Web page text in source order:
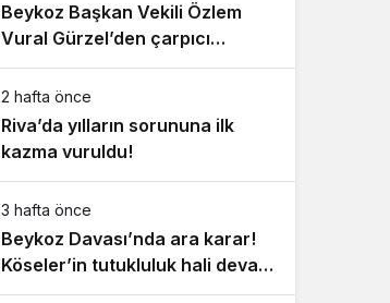
Beykoz Başkan Vekili Özlem
Vural Gürzel’den çarpıcı
açıklamalar!
2 hafta önce
Riva’da yılların sorununa ilk
kazma vuruldu!
3 hafta önce
Beykoz Davası’nda ara karar!
Köseler’in tutukluluk hali devam
ediyor!